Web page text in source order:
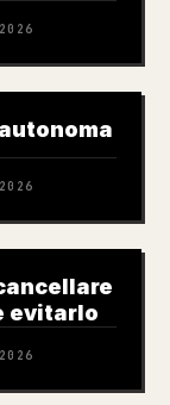
evitarlo